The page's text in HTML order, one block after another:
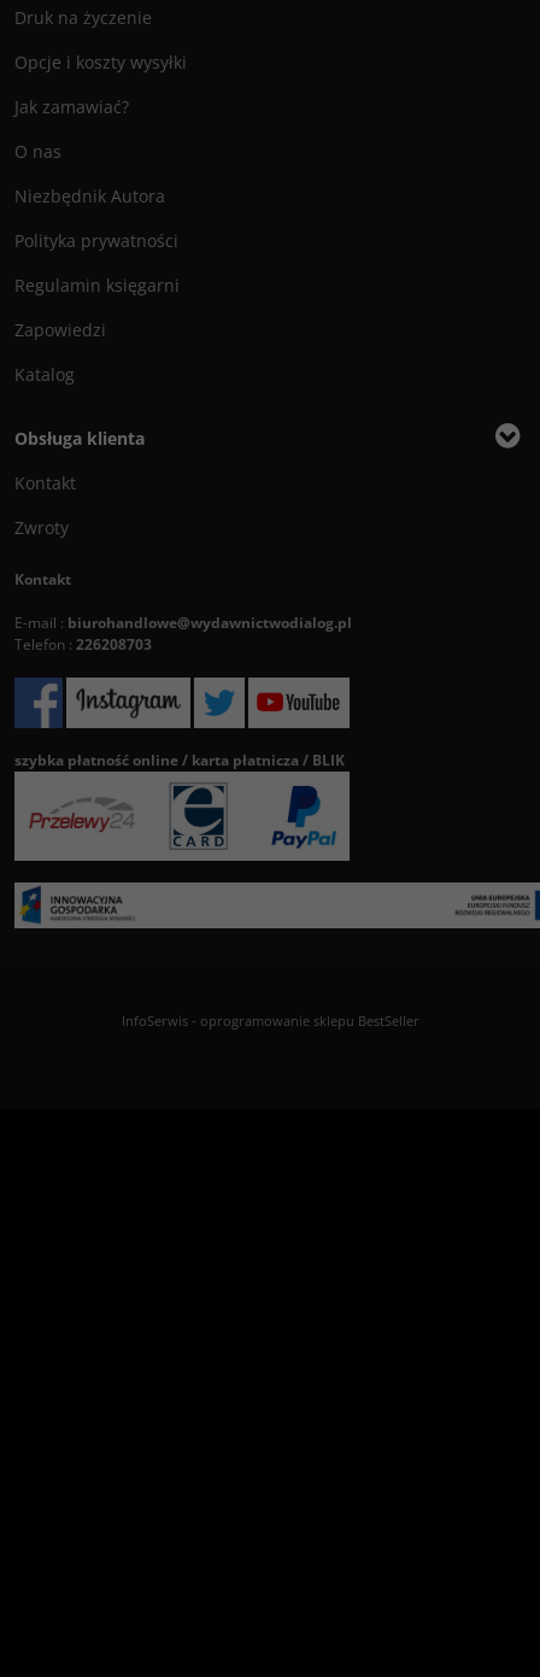
Druk na życzenie
Opcje i koszty wysyłki
Jak zamawiać?
O nas
Niezbędnik Autora
Polityka prywatności
Regulamin księgarni
Zapowiedzi
Katalog
Obsługa klienta
Kontakt
Zwroty
Kontakt
E-mail : biurohandlowe@wydawnictwodialog.pl
Telefon : 226208703
szybka płatność online / karta płatnicza / BLIK
InfoSerwis- oprogramowanie sklepu BestSeller